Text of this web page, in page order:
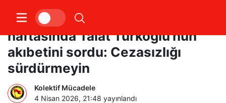
Cumartesi Anneleri 1097.
haftasında Talat Türkoğlu’nun
akıbetini sordu: Cezasızlığı
sürdürmeyin
Kolektif Mücadele
4 Nisan 2026, 21:48 yayınlandı